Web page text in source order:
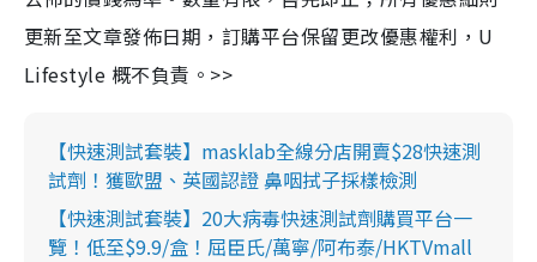
更新至文章發佈日期，訂購平台保留更改優惠權利，U
Lifestyle 概不負責。>>
【快速測試套裝】masklab全線分店開賣$28快速測
試劑！獲歐盟、英國認證 鼻咽拭子採樣檢測
【快速測試套裝】20大病毒快速測試劑購買平台一
覽！低至$9.9/盒！屈臣氏/萬寧/阿布泰/HKTVmall